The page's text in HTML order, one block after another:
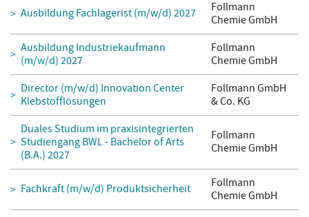
Ausbildung Fachlagerist (m/w/d) 2027
Follmann
Chemie GmbH
Ausbildung Industriekaufmann
(m/w/d) 2027
Follmann
Chemie GmbH
Director (m/w/d) Innovation Center
Klebstofflösungen
Follmann GmbH
& Co. KG
Duales Studium im praxisintegrierten
Studiengang BWL - Bachelor of Arts
(B.A.) 2027
Follmann
Chemie GmbH
Fachkraft (m/w/d) Produktsicherheit
Follmann
Chemie GmbH